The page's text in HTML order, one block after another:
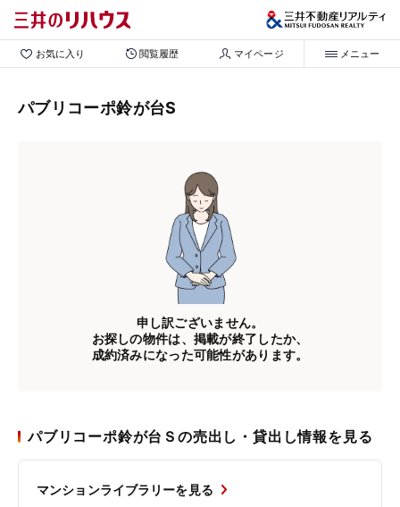
お気に入り 閲覧履歴 マイページ メニュー
パブリコーポ鈴が台S
申し訳ございません。
お探しの物件は、掲載が終了したか、
成約済みになった可能性があります。
パブリコーポ鈴が台Ｓの売出し・貸出し情報を見る
マンションライブラリーを見る